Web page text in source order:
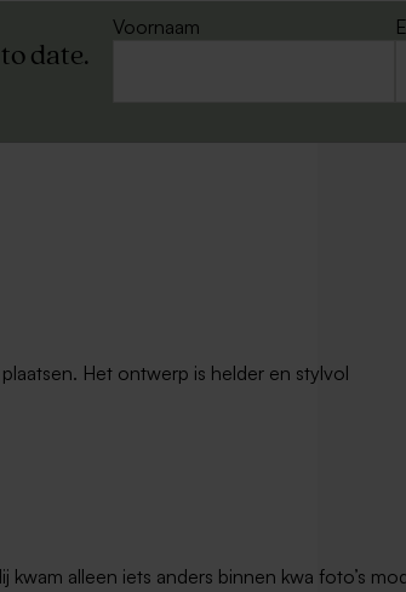
date.
Voornaam
Het ontwerp is helder en stylvol
alleen iets anders binnen kwa foto’s